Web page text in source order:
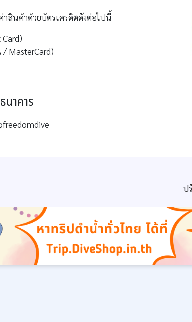
าสินค้าด้วยบัตรเครดิตดังต่อไปนี้
/ MasterCard)
นาคาร
ป